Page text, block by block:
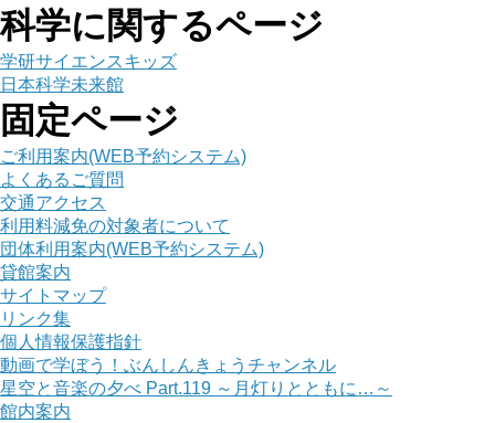
科学に関するページ
学研サイエンスキッズ
日本科学未来館
固定ページ
ご利用案内(WEB予約システム)
よくあるご質問
交通アクセス
利用料減免の対象者について
団体利用案内(WEB予約システム)
貸館案内
サイトマップ
リンク集
個人情報保護指針
動画で学ぼう！ぶんしんきょうチャンネル
星空と音楽の夕べ Part.119 ～月灯りとともに…～
館内案内